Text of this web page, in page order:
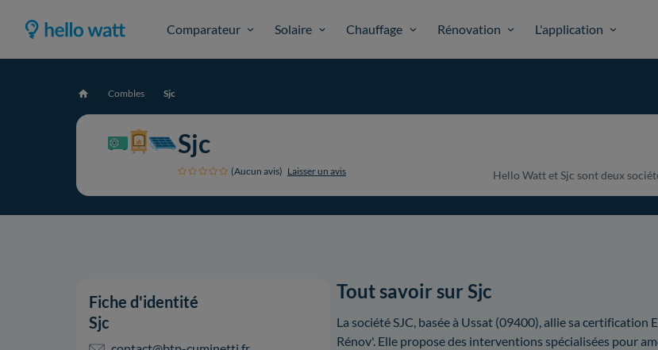
Comparateur Solaire Chauffage Rénovation L'application
Accueil Combles Sjc
Sjc
(Aucun avis) Laisser un avis
Hello Watt et Sjc sont deux
Fiche d'identité
Sjc
Tout savoir sur Sjc
La société SJC, basée à Ussat (09400), allie sa
Rénov'. Elle propose des interventions spécialisées pour